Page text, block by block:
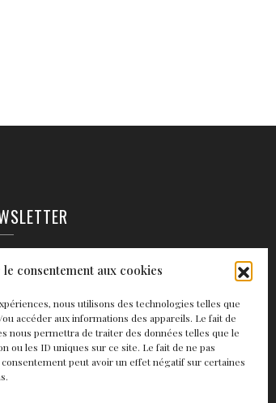
consentement aux cookies
nous utilisons des technologies telles que
accéder aux informations des appareils. Le fait de
nous permettra de traiter des données telles que le
ou les ID uniques sur ce site. Le fait de ne pas
peut avoir un effet négatif sur certaines